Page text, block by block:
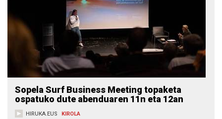
Sopela Surf Business Meeting topaketa
ospatuko dute abenduaren 11n eta 12an
HIRUKA.EUS KIROLA